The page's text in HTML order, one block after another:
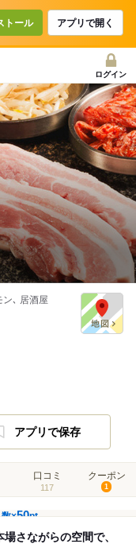
トール アプリで開く
ログイン
､ 居酒屋
アプリで保存
口コミ
117
クーポン
1
×50pt
さながらの空間で、
ン
する